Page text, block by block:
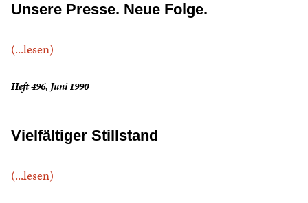
Unsere Presse. Neue Folge.
(...lesen)
Heft 496, Juni 1990
Vielfältiger Stillstand
(...lesen)